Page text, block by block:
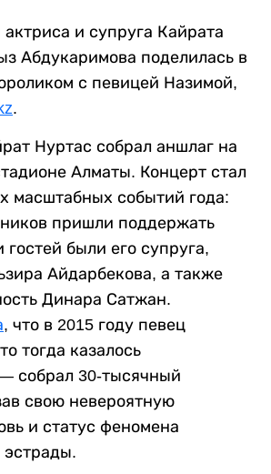
актриса и супруга Кайрата
Абдукаримова поделилась в
с певицей Назимой,
.
Нуртас собрал аншлаг на
Алматы. Концерт стал
масштабных событий года:
пришли поддержать
гостей были его супруга,
Айдарбекова, а также
Динара Сатжан.
, что в 2015 году певец
тогда казалось
собрал 30-тысячный
свою невероятную
и статус феномена
эстрады.